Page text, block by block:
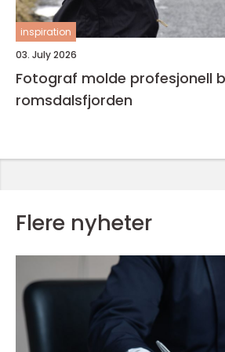
inspiration
03. July 2026
Fotograf molde profesjonell bildekunst ved
romsdalsfjorden
Flere nyheter